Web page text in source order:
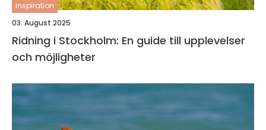
inspiration
03. August 2025
Ridning i Stockholm: En guide till upplevelser
och möjligheter